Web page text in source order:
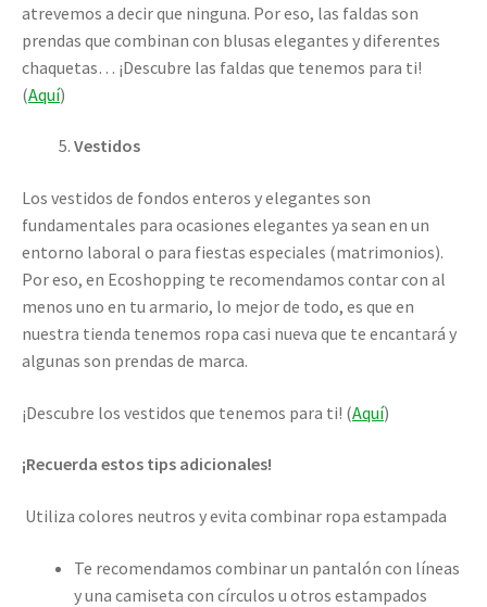
atrevemos a decir que ninguna. Por eso, las faldas son
prendas que combinan con blusas elegantes y diferentes
chaquetas… ¡Descubre las faldas que tenemos para ti!
(Aquí)
Vestidos
Los vestidos de fondos enteros y elegantes son
fundamentales para ocasiones elegantes ya sean en un
entorno laboral o para fiestas especiales (matrimonios).
Por eso, en Ecoshopping te recomendamos contar con al
menos uno en tu armario, lo mejor de todo, es que en
nuestra tienda tenemos ropa casi nueva que te encantará y
algunas son prendas de marca.
¡Descubre los vestidos que tenemos para ti! (Aquí)
¡Recuerda estos tips adicionales!
Utiliza colores neutros y evita combinar ropa estampada
Te recomendamos combinar un pantalón con líneas
y una camiseta con círculos u otros estampados